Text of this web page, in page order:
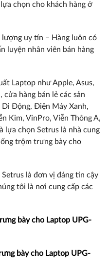
chọn cho khách hàng ở
uy tín – Hàng luôn có
luyện nhân viên bán hàng
Laptop như Apple, Asus,
cửa hàng bán lẻ các sản
Di Động, Điện Máy Xanh,
Kim, VinPro, Viễn Thông A,
lựa chọn Setrus là nhà cung
trộm trưng bày cho
là đơn vị đáng tin cậy
tôi là nơi cung cấp các
bày cho Laptop UPG-
bày cho Laptop UPG-